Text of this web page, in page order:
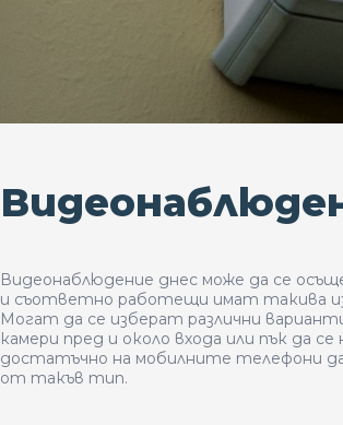
Видеонаблюдение днес може да се
и съответно работещи имат такива
Могат да се изберат различни
камери пред и около входа или пък да
достатъчно на мобилните телефони
от такъв тип.